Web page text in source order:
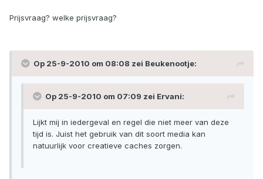
Prijsvraag? welke prijsvraag?
Op 25-9-2010 om 08:08 zei Beukenootje:
Op 25-9-2010 om 07:09 zei Ervani:
Lijkt mij in iedergeval en regel die niet meer van deze
tijd is. Juist het gebruik van dit soort media kan
natuurlijk voor creatieve caches zorgen.